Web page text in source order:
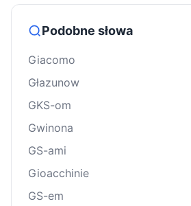
Podobne słowa
Giacomo
Głazunow
GKS-om
Gwinona
GS-ami
Gioacchinie
GS-em